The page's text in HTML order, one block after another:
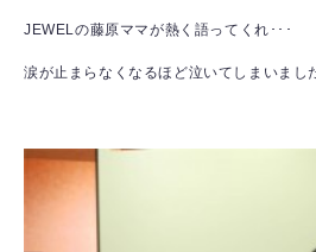
JEWELの藤原ママが熱く語ってくれ･･･
涙が止まらなくなるほど泣いてしまいまし